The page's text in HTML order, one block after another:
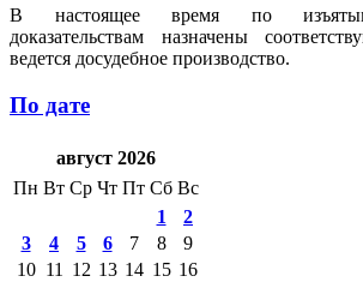
В настоящее время по
доказательствам назначены
ведется досудебное производство.
По дате
август 2026
Пн Вт Ср Чт Пт Сб Вс
1
2
3
4 5 6 7 8
9
10 11 12 13 14 15 16